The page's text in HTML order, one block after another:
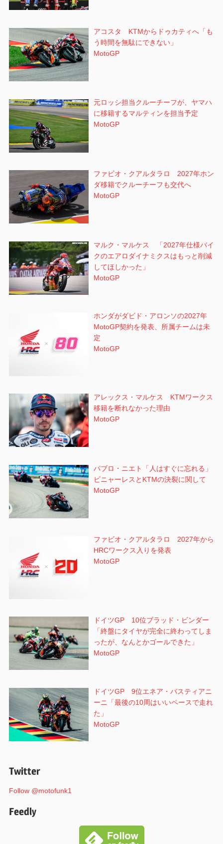
アコスタ KTMからドゥカティへ「も
う時間を無駄にできない」
MotoGP
元ロッシ担当クルーチーフが、ヤマハ
に移籍するマルティンを担当予定
MotoGP
ファビオ・クアルタラロ 2027年ホン
ダ移籍でクルーチーフも交代へ
MotoGP
マルク・マルケス 「2027年仕様バイ
クのエアロダイナミクスはもっと削減
してほしかった」
MotoGP
ホンダがダビド・アロンソの2027年
MotoGP契約を発表、所属チームは未
定
MotoGP
アレックス・マルケス KTMワークス
移籍を断れなかった理由
MotoGP
パブロ・ニエト「人はすぐに忘れる」
ビニャーレスとKTMの決裂に関して
MotoGP
ファビオ・クアルタラロ 2027年から
HRCワークス入りを発表
MotoGP
ドイツGP 10位ブラッド・ビンダー
「終盤にタイヤが完全に終わってしま
ったが、なんとかゴールできた」
MotoGP
ドイツGP 9位エネア・バスティアニ
ーニ「最後の10周はいいペースで走れ
た」
MotoGP
Twitter
Follow @motofunk1
Feedly